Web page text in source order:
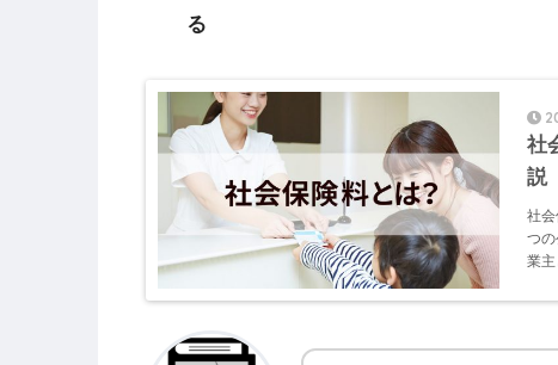
る
社
説
社
つ
業主